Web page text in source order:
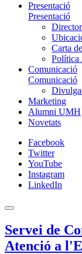
Presentació
Presentació
Carta
Política
Comunicació
Comunicació
Marketing
Alumni UMH
Novetats
Facebook
Twitter
YouTube
Instagram
LinkedIn
Servei de
Atenció a